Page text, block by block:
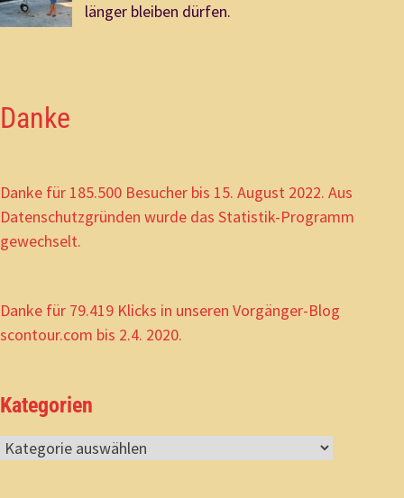
länger bleiben dürfen.
Danke
Danke für 185.500 Besucher bis 15. August 2022. Aus
Datenschutzgründen wurde das Statistik-Programm
gewechselt.
Danke für 79.419 Klicks in unseren Vorgänger-Blog
scontour.com bis 2.4. 2020.
Kategorien
Kategorien